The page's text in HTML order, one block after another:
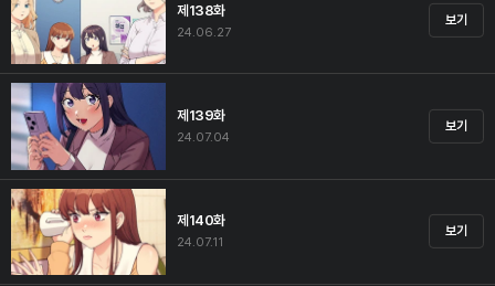
제138화
24.06.27
보기
제139화
24.07.04
보기
제140화
24.07.11
보기